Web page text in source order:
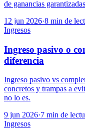
de ganancias
12 jun 2026·8 min de
Ingresos
Ingreso pasivo o
diferencia
Ingreso pasivo vs
concretos y trampas a
no lo es.
9 jun 2026·7 min de
Ingresos